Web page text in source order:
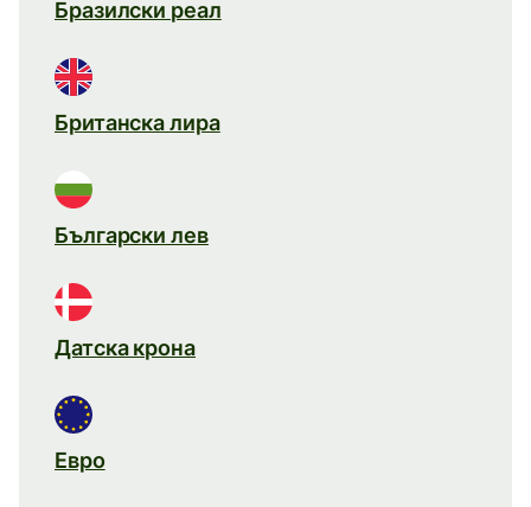
Бразилски реал
Британска лира
Български лев
Датска крона
Евро